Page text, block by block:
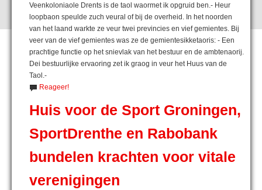
Veenkoloniaole Drents is de taol waormet ik opgruid ben.- Heur
loopbaon speulde zuch veural of bij de overheid. In het noorden
van het laand warkte ze veur twei previncies en vief gemientes. Bij
veer van de vief gemientes was ze de gemientesikketaoris: - Een
prachtige functie op het snievlak van het bestuur en de ambtenaorij.
Dei bestuurlijke ervaoring zet ik graog in veur het Huus van de
Taol.-
Reageer!
Huis voor de Sport Groningen,
SportDrenthe en Rabobank
bundelen krachten voor vitale
verenigingen